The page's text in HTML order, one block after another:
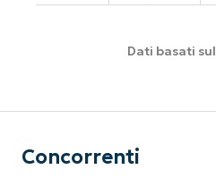
Dati basati
Concorrenti